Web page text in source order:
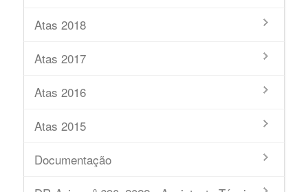
Atas 2018
Atas 2017
Atas 2016
Atas 2015
Documentação